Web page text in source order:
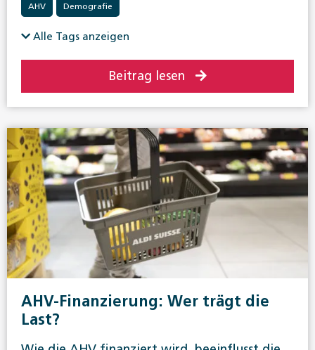
AHV Demografie
Alle Tags anzeigen
Beitrag lesen
AHV-Finanzierung: Wer trägt die
Last?